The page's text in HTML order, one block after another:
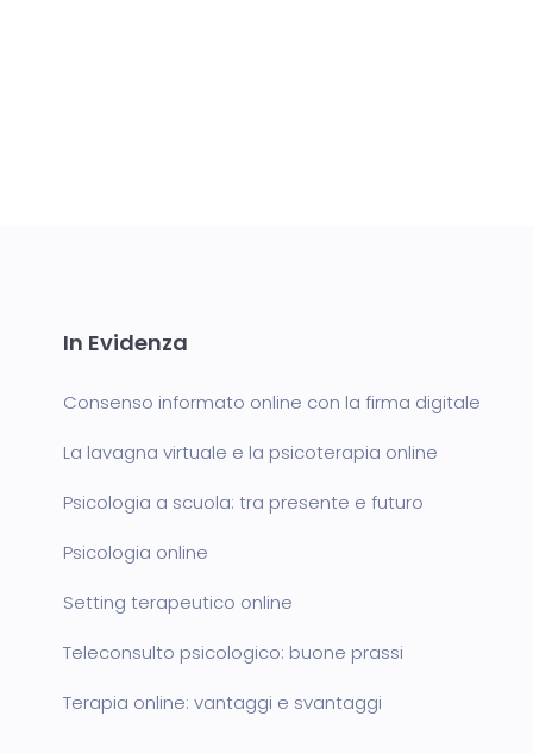
In Evidenza
Consenso informato online con la firma digitale
La lavagna virtuale e la psicoterapia online
Psicologia a scuola: tra presente e futuro
Psicologia online
Setting terapeutico online
Teleconsulto psicologico: buone prassi
Terapia online: vantaggi e svantaggi